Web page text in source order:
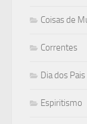
Coisas de
Correntes
Dia dos Pais
Espiritismo